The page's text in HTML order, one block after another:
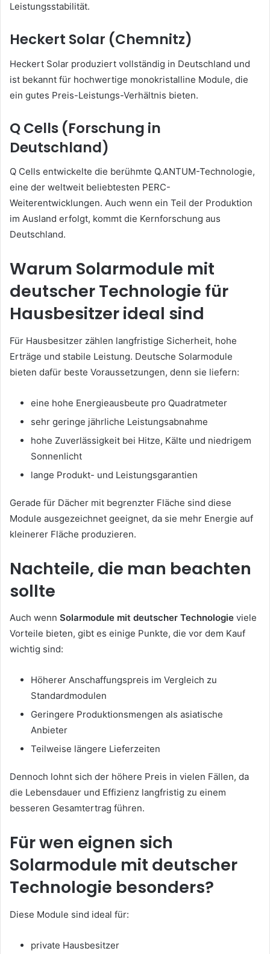
Leistungsstabilität.
Heckert Solar (Chemnitz)
Heckert Solar produziert vollständig in Deutschland und
ist bekannt für hochwertige monokristalline Module, die
ein gutes Preis-Leistungs-Verhältnis bieten.
Q Cells (Forschung in
Deutschland)
Q Cells entwickelte die berühmte Q.ANTUM-Technologie,
eine der weltweit beliebtesten PERC-
Weiterentwicklungen. Auch wenn ein Teil der Produktion
im Ausland erfolgt, kommt die Kernforschung aus
Deutschland.
Warum Solarmodule mit
deutscher Technologie für
Hausbesitzer ideal sind
Für Hausbesitzer zählen langfristige Sicherheit, hohe
Erträge und stabile Leistung. Deutsche Solarmodule
bieten dafür beste Voraussetzungen, denn sie liefern:
eine hohe Energieausbeute pro Quadratmeter
sehr geringe jährliche Leistungsabnahme
hohe Zuverlässigkeit bei Hitze, Kälte und niedrigem
Sonnenlicht
lange Produkt- und Leistungsgarantien
Gerade für Dächer mit begrenzter Fläche sind diese
Module ausgezeichnet geeignet, da sie mehr Energie auf
kleinerer Fläche produzieren.
Nachteile, die man beachten
sollte
Auch wenn Solarmodule mit deutscher Technologie viele
Vorteile bieten, gibt es einige Punkte, die vor dem Kauf
wichtig sind:
Höherer Anschaffungspreis im Vergleich zu
Standardmodulen
Geringere Produktionsmengen als asiatische
Anbieter
Teilweise längere Lieferzeiten
Dennoch lohnt sich der höhere Preis in vielen Fällen, da
die Lebensdauer und Effizienz langfristig zu einem
besseren Gesamtertrag führen.
Für wen eignen sich
Solarmodule mit deutscher
Technologie besonders?
Diese Module sind ideal für:
private Hausbesitzer